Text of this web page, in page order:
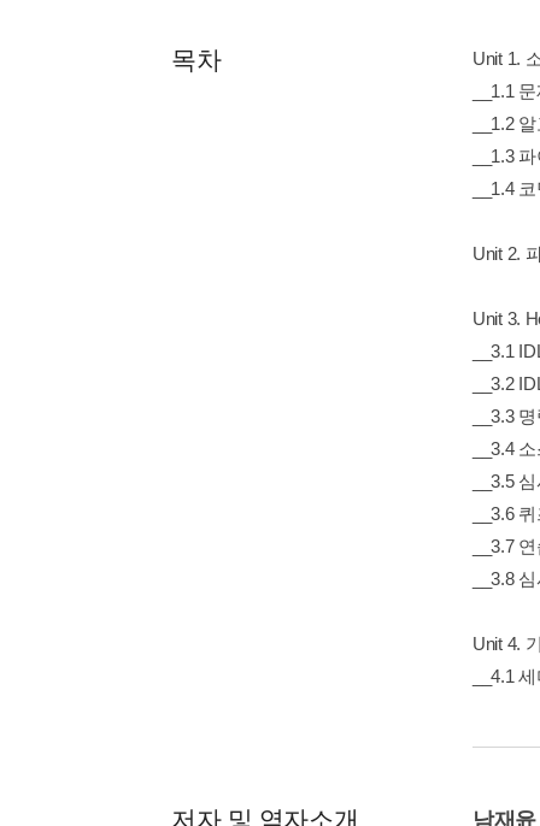
목차
Unit 1.
__1.1
__1.2
__1.3
__1.4
Unit 2.
Unit 3.
__3.1
__3.2
__3.3
__3.4
__3.5
__3.6
__3.7
__3.8
Unit 4.
__4.1
저자 및 역자소개 남재윤